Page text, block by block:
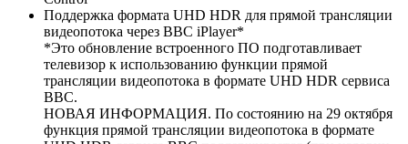
Поддержка формата UHD HDR для прямой трансляции
видеопотока через BBC iPlayer*
*Это обновление встроенного ПО подготавливает
телевизор к использованию функции прямой
трансляции видеопотока в формате UHD HDR сервиса
BBC.
НОВАЯ ИНФОРМАЦИЯ. По состоянию на 29 октября
функция прямой трансляции видеопотока в формате